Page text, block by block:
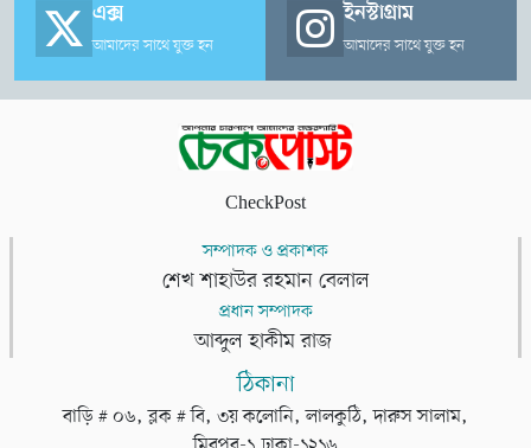
এক্স
আমাদের সাথে যুক্ত হন
ইনস্টাগ্রাম
আমাদের সাথে যুক্ত হন
CheckPost
সম্পাদক ও প্রকাশক
শেখ শাহাউর রহমান বেলাল
প্রধান সম্পাদক
আব্দুল হাকীম রাজ
ঠিকানা
বাড়ি # ০৬, ব্লক # বি, ৩য় কলোনি, লালকুঠি, দারুস সালাম,